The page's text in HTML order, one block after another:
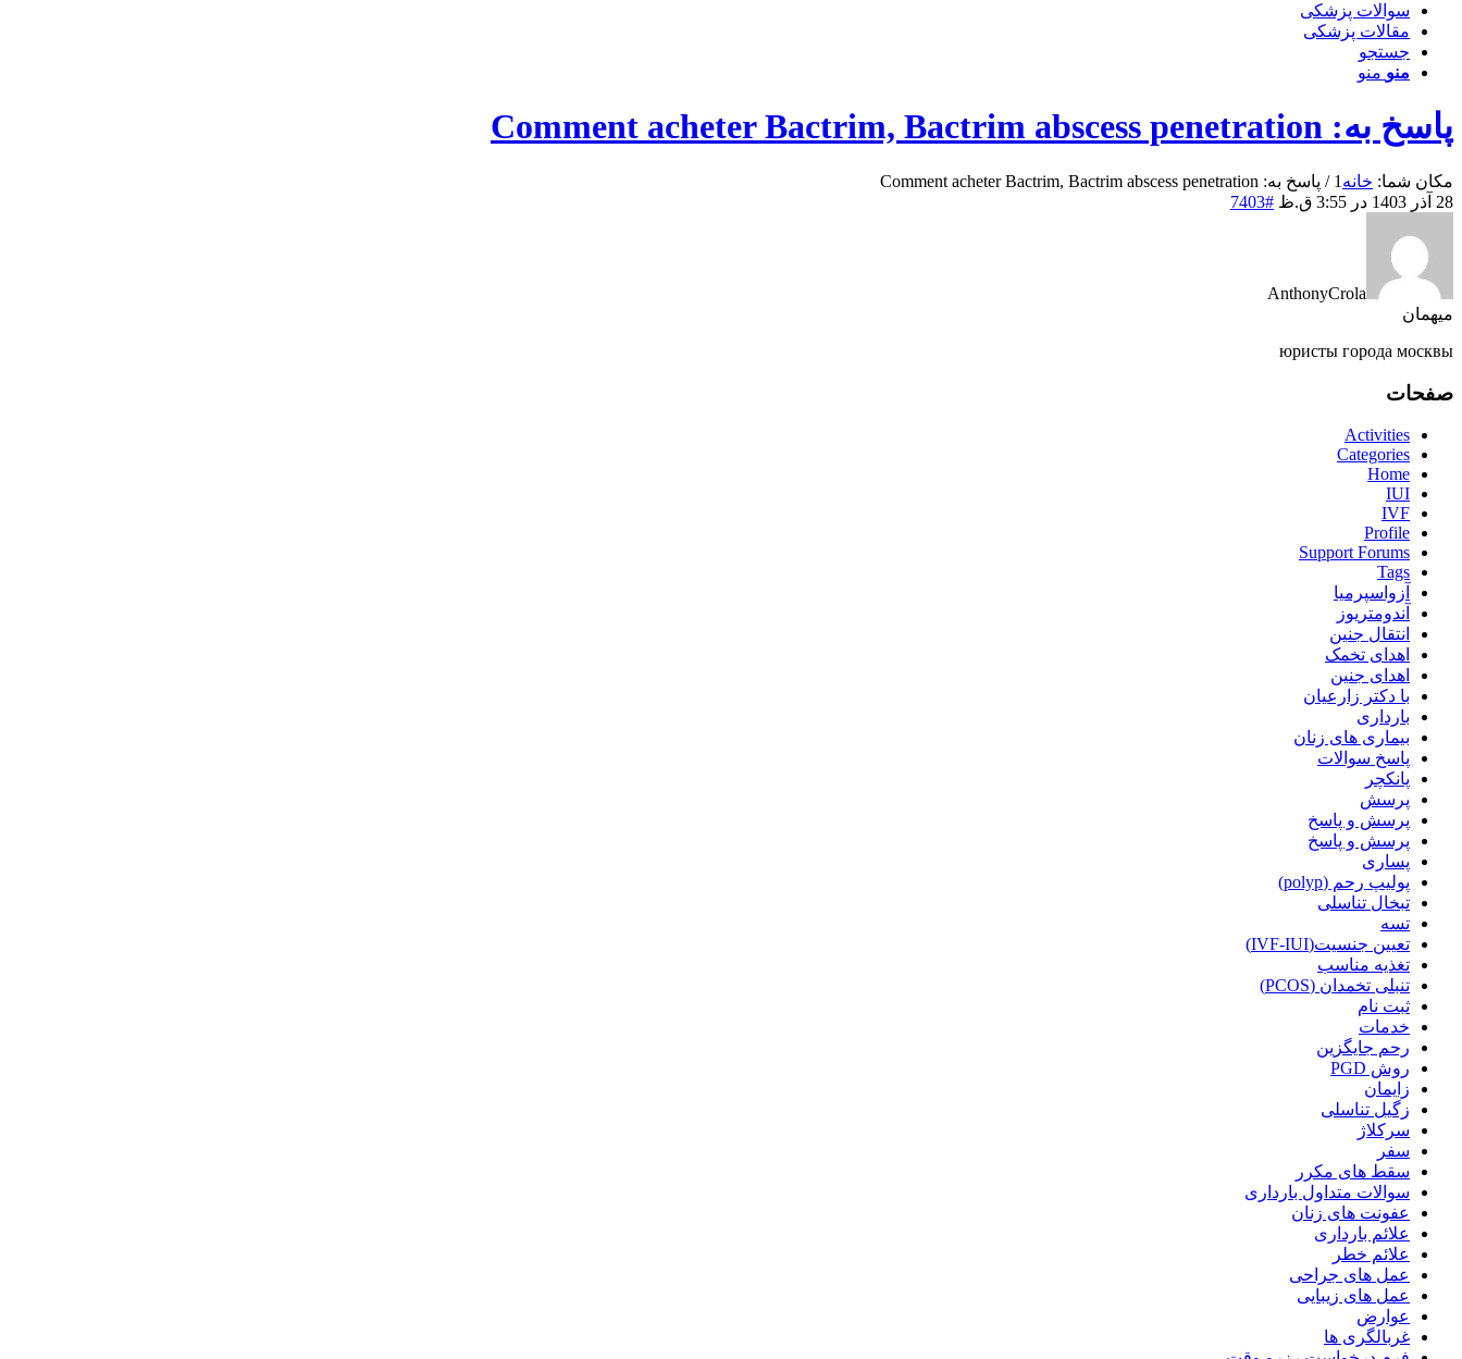
سوالات پزشکی
مقالات پزشکی
جستجو
منو منو
پاسخ به: Comment acheter Bactrim, Bactrim abscess penetration
مکان شما: خانه 1
/ پاسخ به: Comment acheter Bactrim, Bactrim abscess penetration
28 آذر 1403 در 3:55 ق.ظ
#7403
AnthonyCrola
میهمان
юристы города москвы
صفحات
Activities
Categories
Home
IUI
IVF
Profile
Support Forums
Tags
آزواسپرمیا
آندومتریوز
انتقال جنین
اهدای تخمک
اهدای جنین
با دکتر زارعیان
بارداری
بیماری های زنان
پاسخ سوالات
پانکچر
پرسش
پرسش و پاسخ
پرسش و پاسخ
پساری
پولیپ رحم (polyp)
تبخال تناسلی
تسه
تعیین جنسیت(IVF-IUI)
تغذیه مناسب
تنبلی تخمدان (PCOS)
ثبت نام
خدمات
رحم جایگزین
روش PGD
زایمان
زگیل تناسلی
سرکلاژ
سفر
سقط های مکرر
سوالات متداول بارداری
عفونت های زنان
علائم بارداری
علائم خطر
عمل های جراحی
عمل های زیبایی
عوارض
غربالگری ها